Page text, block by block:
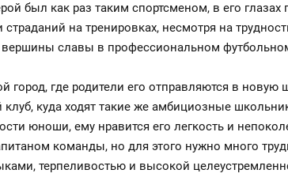
был как раз таким спортсменом, в его глазах
на тренировках, несмотря на
славы в профессиональном
город, где родители его отправляются в
куда ходят такие же амбициозные
юноши, ему нравится его легкость и
команды, но для этого нужно много
терпеливостью и высокой